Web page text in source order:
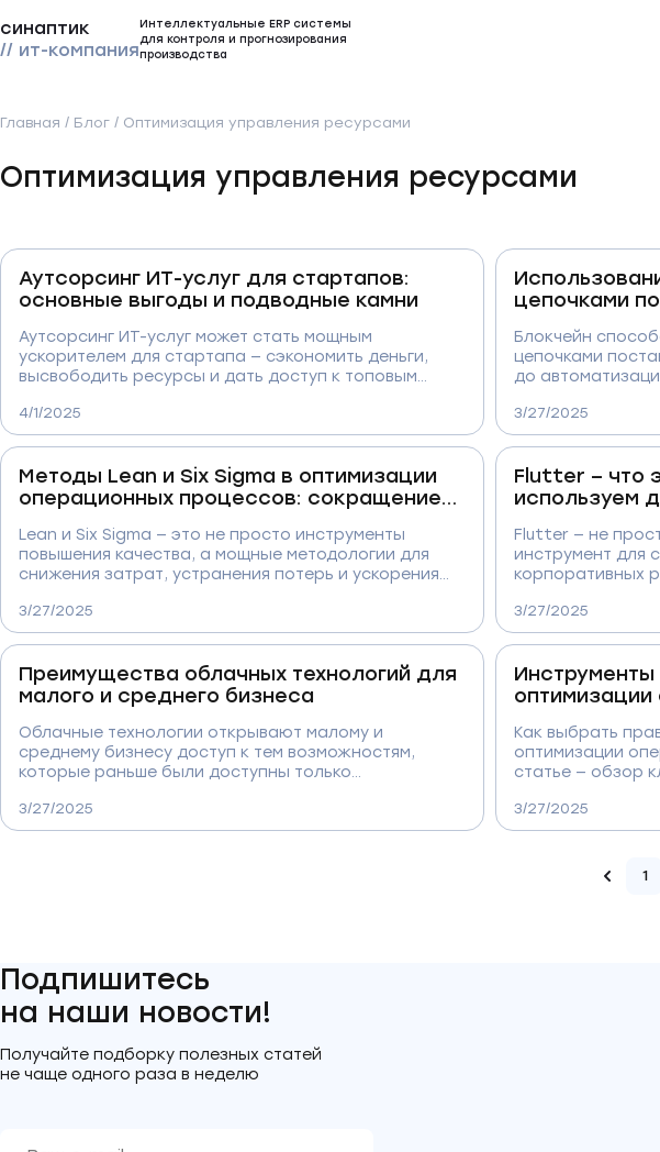
синаптик
// ит-компания
Интеллектуальные ERP системы
для контроля и прогнозирования
производства
Главная / Блог / Оптимизация управления ресурсами
Оптимизация управления ресурсами
Аутсорсинг ИТ-услуг для стартапов:
основные выгоды и подводные камни
Аутсорсинг ИТ-услуг может стать мощным
ускорителем для стартапа — сэкономить деньги,
высвободить ресурсы и дать доступ к топовым
скрываются подводные камни: ошибки в выборе
подрядчика, потеря контроля, проблемы с
выжать максимум пользы из ИТ-аутсорса, не
наступив на грабли. Советы, риски, реальные
выгоды и чек-лист для предпринимателя — всё в
одном материале.
4/1/2025
цепочками
Блокчейн
цепочками
до
повышает
исключает
3/27/2025
Методы Lean и Six Sigma в оптимизации
операционных процессов: сокращение
Lean и Six Sigma — это не просто инструменты
повышения качества, а мощные методологии для
снижения затрат, устранения потерь и ускорения
разбор их применения в производстве, цифровых
проектах и разработке ПО. Примеры, принципы и
превращаются в реальные конкурентные
преимущества.
3/27/2025
Flutter – что
используем
Flutter — не
инструмент для
корпоративных
мобильных и
промышленными
цифрами и
3/27/2025
Преимущества облачных технологий для
малого и среднего бизнеса
Облачные технологии открывают малому и
среднему бизнесу доступ к тем возможностям,
которые раньше были доступны только
облачных решений: от сокращения затрат и
повышения безопасности до мобильности,
3/27/2025
Инструменты
Как выбрать
оптимизации
статье — обзор
узнаете, как они
решают и как
издержки и
3/27/2025
1
Подпишитесь
на наши новости!
Получайте подборку полезных статей
не чаще одного раза в неделю